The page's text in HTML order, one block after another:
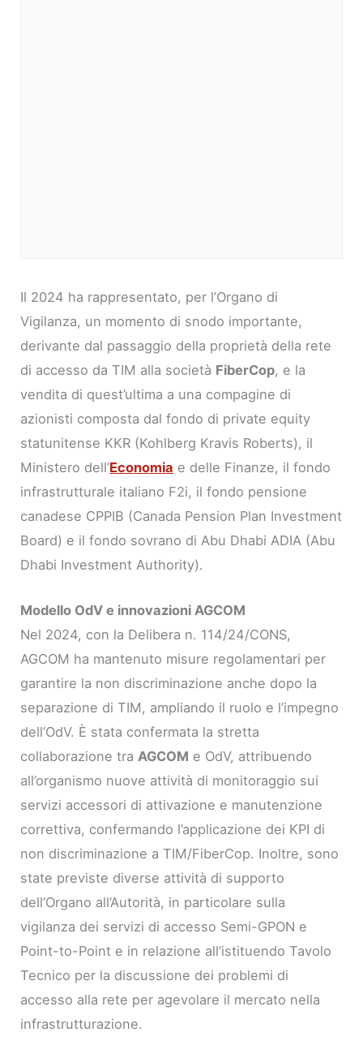
Il 2024 ha rappresentato, per l’Organo di
Vigilanza, un momento di snodo importante,
derivante dal passaggio della proprietà della rete
di accesso da TIM alla società FiberCop, e la
vendita di quest’ultima a una compagine di
azionisti composta dal fondo di private equity
statunitense KKR (Kohlberg Kravis Roberts), il
Ministero dell’Economia e delle Finanze, il fondo
infrastrutturale italiano F2i, il fondo pensione
canadese CPPIB (Canada Pension Plan Investment
Board) e il fondo sovrano di Abu Dhabi ADIA (Abu
Dhabi Investment Authority).
Modello OdV e innovazioni AGCOM
Nel 2024, con la Delibera n. 114/24/CONS,
AGCOM ha mantenuto misure regolamentari per
garantire la non discriminazione anche dopo la
separazione di TIM, ampliando il ruolo e l’impegno
dell’OdV. È stata confermata la stretta
collaborazione traAGCOM e OdV, attribuendo
all’organismo nuove attività di monitoraggio sui
servizi accessori di attivazione e manutenzione
correttiva, confermando l’applicazione dei KPI di
non discriminazione a TIM/FiberCop. Inoltre, sono
state previste diverse attività di supporto
dell’Organo all’Autorità, in particolare sulla
vigilanza dei servizi di accesso Semi-GPON e
Point-to-Point e in relazione all’istituendo Tavolo
Tecnico per la discussione dei problemi di
accesso alla rete per agevolare il mercato nella
infrastrutturazione.